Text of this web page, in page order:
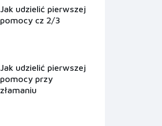
Jak udzielić pierwszej
pomocy cz 2/3
Jak udzielić pierwszej
pomocy przy
złamaniu